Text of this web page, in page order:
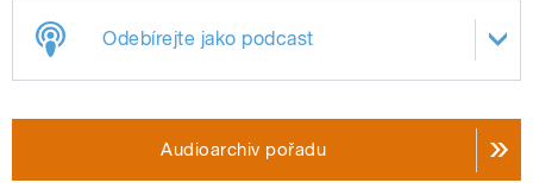
Odebírejte jako podcast
Audioarchiv pořadu